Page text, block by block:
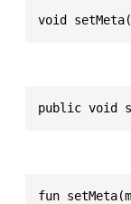
void
public void
fun